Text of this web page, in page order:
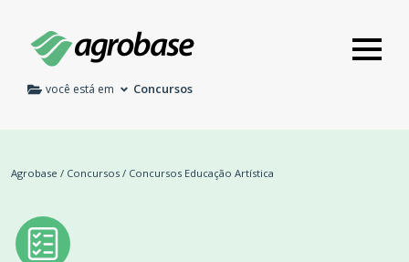
você está em Concursos
Agrobase / Concursos / Concursos Educação Artística